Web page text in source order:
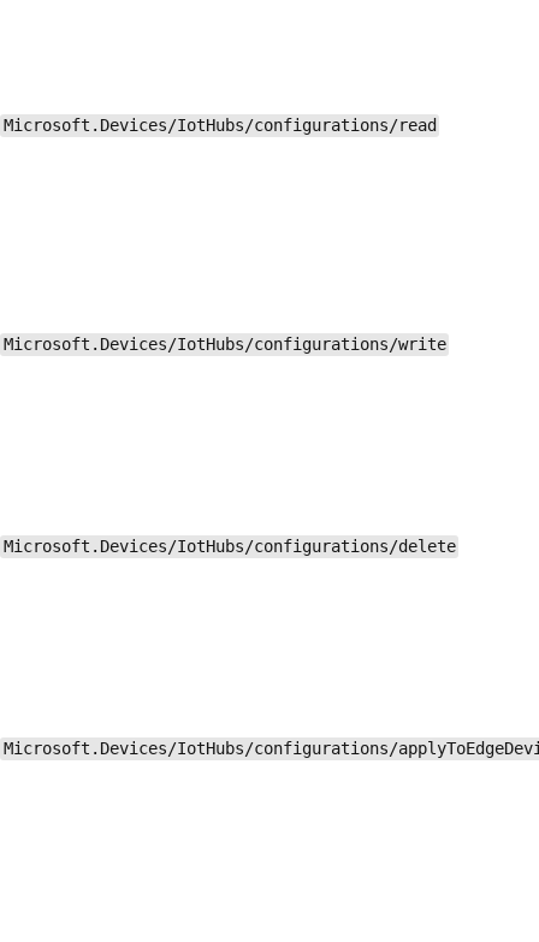
Microsoft.Devices/IotHubs/configurations/read
Microsoft.Devices/IotHubs/configurations/write
Microsoft.Devices/IotHubs/configurations/delete
Microsoft.Devices/IotHubs/configurations/